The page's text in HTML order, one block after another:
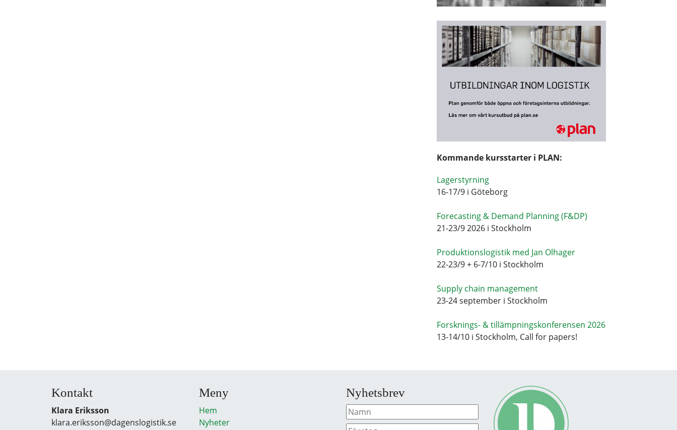
Kommande kursstarter i PLAN:
Lagerstyrning
16-17/9 i Göteborg
Forecasting & Demand Planning (F&DP)
21-23/9 2026 i Stockholm
Produktionslogistik med Jan Olhager
22-23/9 + 6-7/10 i Stockholm
Supply chain management
23-24 september i Stockholm
Forsknings- & tillämpningskonferensen 2026
13-14/10 i Stockholm, Call for papers!
Kontakt
Klara Eriksson
klara.eriksson@dagenslogistik.se
Meny
Hem
Nyheter
Nyhetsbrev